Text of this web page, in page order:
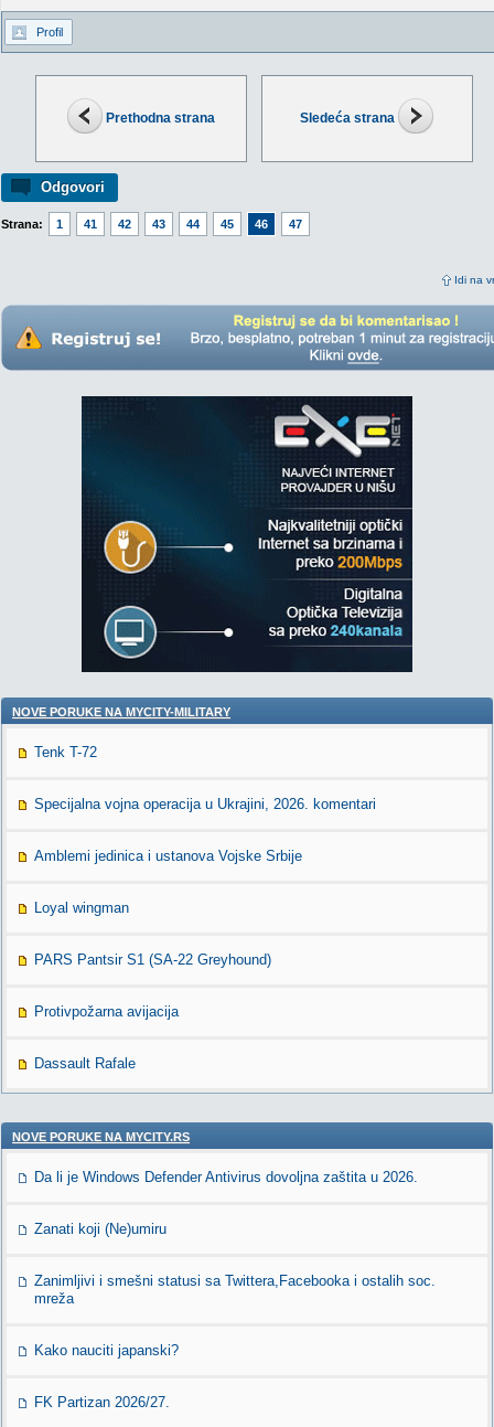
Prethodna strana Sledeća strana
Odgovori
Strana: 1 41 42 43 44 45 46 47
Idi na
Profil
NOVE PORUKE NA MYCITY-MILITARY
Tenk T-72
Specijalna vojna operacija u Ukrajini, 2026. komentari
Amblemi jedinica i ustanova Vojske Srbije
Loyal wingman
PARS Pantsir S1 (SA-22 Greyhound)
Protivpožarna avijacija
Dassault Rafale
NOVE PORUKE NA MYCITY.RS
Da li je Windows Defender Antivirus dovoljna zaštita u 2026.
Zanati koji (Ne)umiru
Zanimljivi i smešni statusi sa Twittera,Facebooka i ostalih soc.
mreža
Kako nauciti japanski?
FK Partizan 2026/27.